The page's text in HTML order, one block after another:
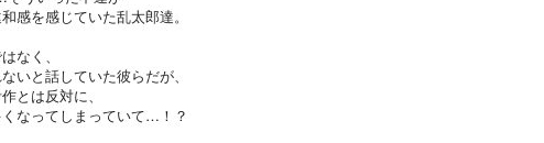
感を感じていた乱太郎達。
なく、
いと話していた彼らだが、
とは反対に、
なってしまっていて…！？